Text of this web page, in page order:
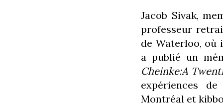
Jacob Sivak,
professeur
de Waterloo, où
a publié un
Cheinke:A
expériences
Montréal et